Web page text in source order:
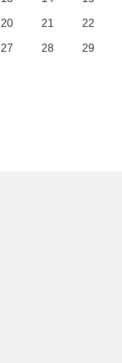
20 21 22
27 28 29